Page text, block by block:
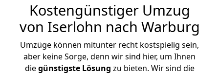
Kostengünstiger Umzug
von Iserlohn nach Warburg
Umzüge können mitunter recht kostspielig sein,
aber keine Sorge, denn wir sind hier, um Ihnen
diegünstigste Lösung zu bieten. Wir sind die